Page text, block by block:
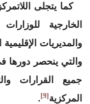
كما يتجلى
الخارجية
والمديريات
والتي ينحصر دورها
جميع القرارات
المركزية [9]
.